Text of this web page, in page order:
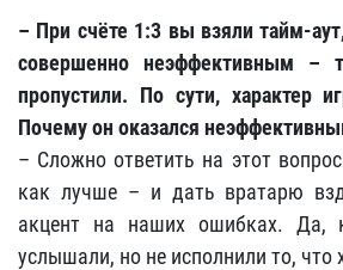
– При счёте 1:3 вы взяли тайм-
совершенно неэффективным –
пропустили. По сути, характер
Почему он оказался
– Сложно ответить на этот
как лучше – и дать вратарю
акцент на наших ошибках. Да,
услышали, но не исполнили то, что